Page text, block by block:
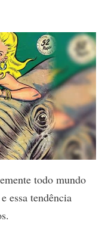
todo mundo
essa tendência